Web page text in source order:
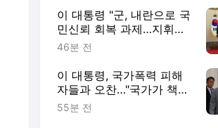
이 대통령 "군, 내란으로 국
민신뢰 회복 과제…지휘부
헌신해달라"
46분 전
이 대통령, 국가폭력 피해
자들과 오찬…"국가가 책임
지고 치유"
55분 전